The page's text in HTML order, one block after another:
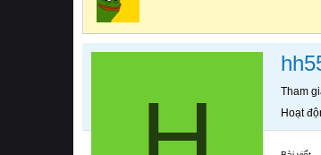
Tham
Hoạt